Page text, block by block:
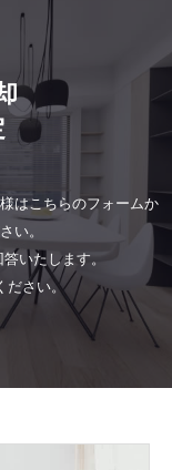
はこちらのフォームか
い。
いたします。
ださい。